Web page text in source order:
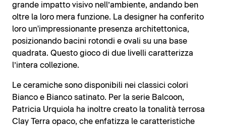
grande impatto visivo nell’ambiente, andando ben
oltre la loro mera funzione. La designer ha conferito
loro un'impressionante presenza architettonica,
posizionando bacini rotondi e ovali su una base
quadrata. Questo gioco di due livelli caratterizza
l’intera collezione.
Le ceramiche sono disponibili nei classici colori
Bianco e Bianco satinato. Per la serie Balcoon,
Patricia Urquiola ha inoltre creato la tonalità terrosa
Clay Terra opaco, che enfatizza le caratteristiche